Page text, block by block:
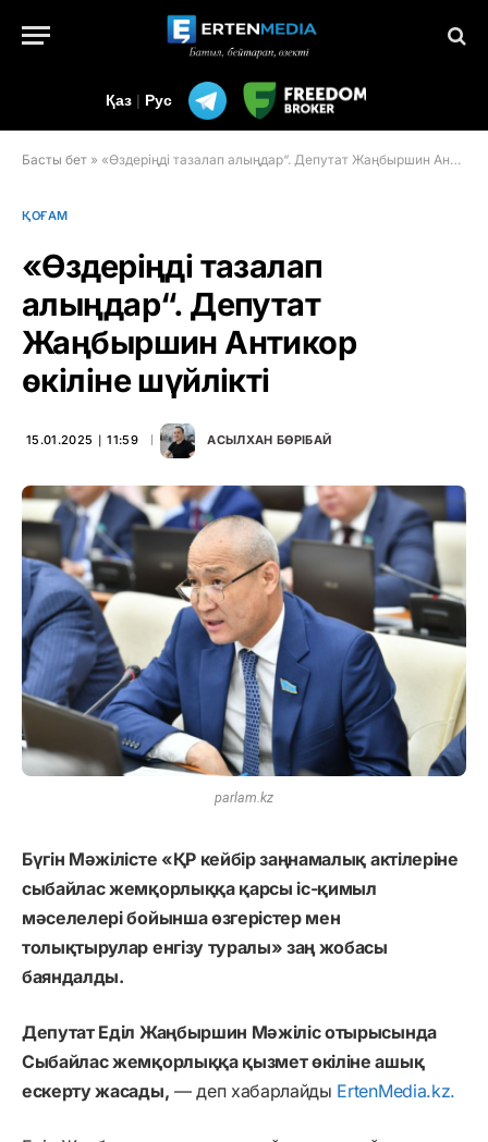
Қаз | Рус
Басты бет » «Өздеріңді тазалап алыңдар“. Депутат Жаңбыршин Антикор өкіліне шүйлікті
ҚОҒАМ
«Өздеріңді тазалап
алыңдар“. Депутат
Жаңбыршин Антикор
өкіліне шүйлікті
15.01.2025 ∣ 11:59 АСЫЛХАН БӨРІБАЙ
parlam.kz
Бүгін Мәжілісте «ҚР кейбір заңнамалық актілеріне
сыбайлас жемқорлыққа қарсы іс-қимыл
мәселелері бойынша өзгерістер мен
толықтырулар енгізу туралы» заң жобасы
баяндалды.
Депутат Еділ Жаңбыршин Мәжіліс отырысында
Сыбайлас жемқорлыққа қызмет өкіліне ашық
ескерту жасады, — деп хабарлайды ErtenMedia.kz.